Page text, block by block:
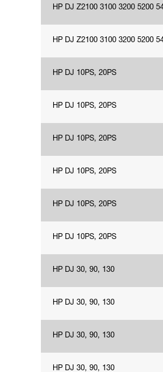
HP DJ Z2100 3100 3200 5200
HP DJ Z2100 3100 3200 5200
HP DJ 10PS, 20PS
HP DJ 10PS, 20PS
HP DJ 10PS, 20PS
HP DJ 10PS, 20PS
HP DJ 10PS, 20PS
HP DJ 10PS, 20PS
HP DJ 30, 90, 130
HP DJ 30, 90, 130
HP DJ 30, 90, 130
HP DJ 30, 90, 130